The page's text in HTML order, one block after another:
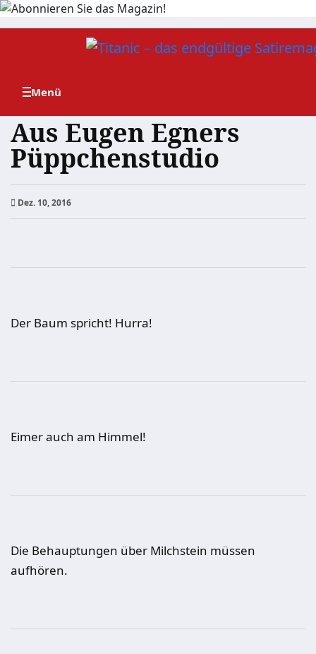
Zum
Aus Eugen Egners
Püppchenstudio
Dez. 10, 2016
Der Baum spricht! Hurra!
Eimer auch am Himmel!
Die Behauptungen über Milchstein müssen
aufhören.